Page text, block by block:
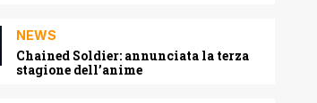
NEWS
Chained Soldier: annunciata la terza
stagione dell’anime